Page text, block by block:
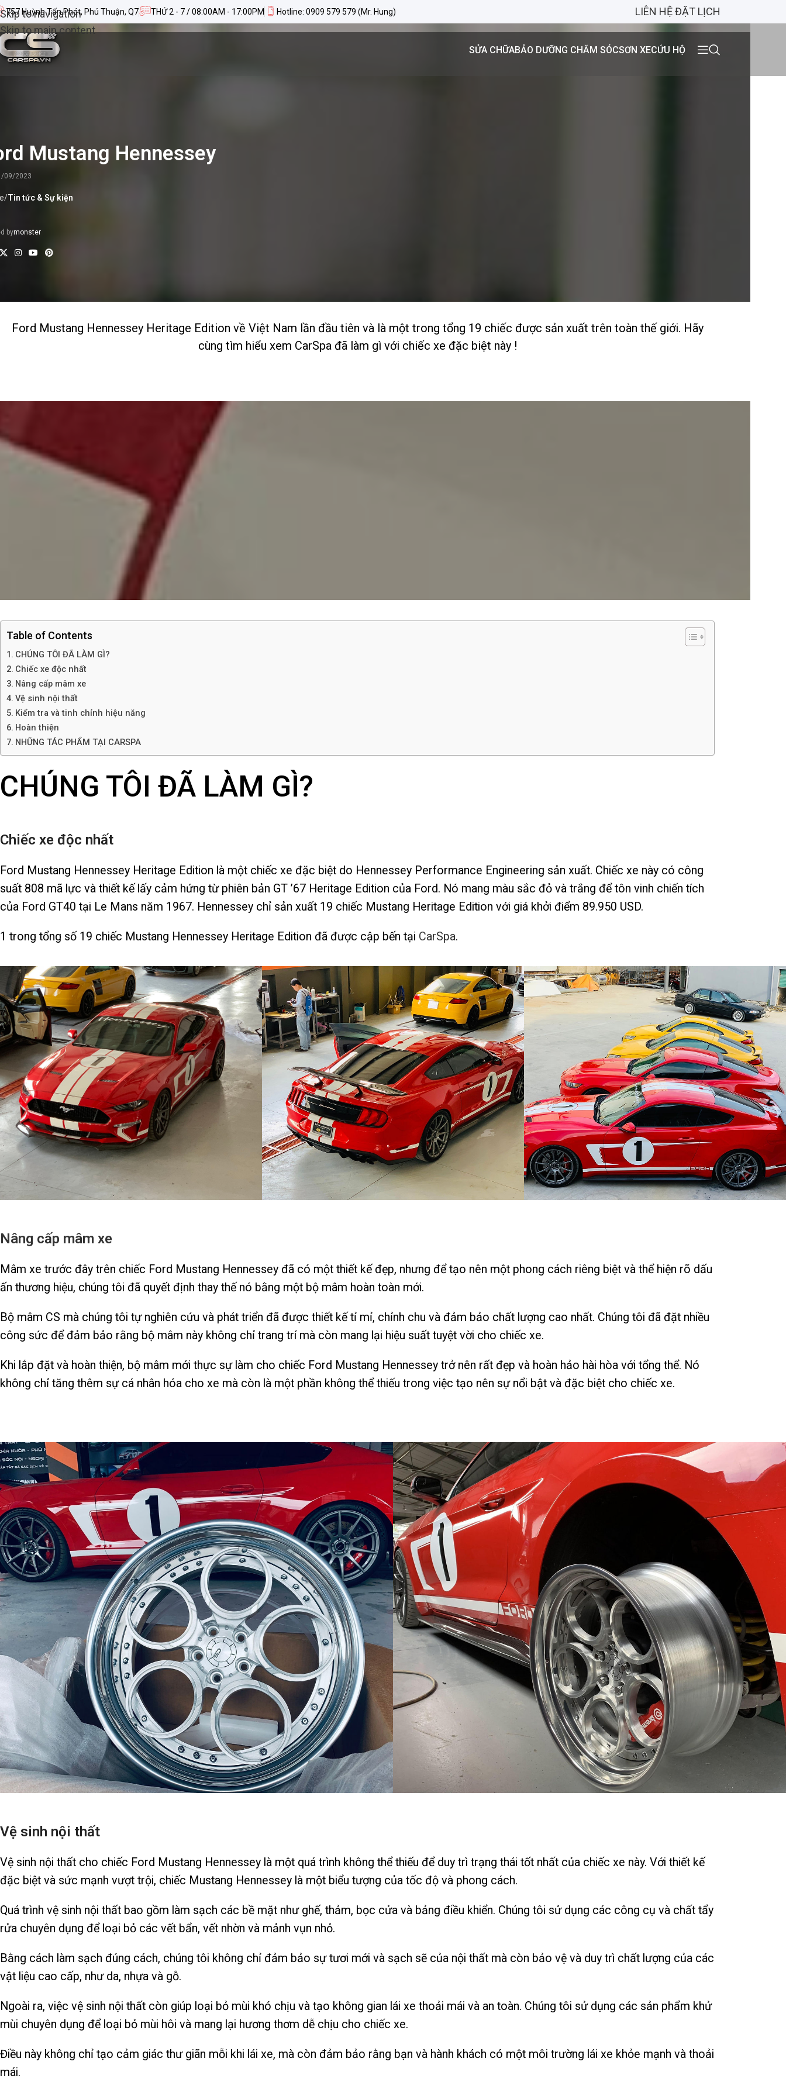
Skip to navigation
Skip to main content
757 Huỳnh Tấn Phát, Phú Thuận, Q7 THỨ 2 - 7 / 08:00AM - 17:00PM Hotline: 0909 579 579 (Mr. Hung) LIÊN HỆ ĐẶT LỊCH
SỬA CHỮABẢO DƯỠNG CHĂM SÓCSƠN XECỨU HỘ
Mustang Hennessey
09/2023
/Tin tức & Sự kiện
bymonster
Ford Mustang Hennessey Heritage Edition về Việt Nam lần đầu tiên và là một trong tổng 19 chiếc được sản xuất trên toàn thế giới. Hãy
cùng tìm hiểu xem CarSpa đã làm gì với chiếc xe đặc biệt này !
Table of Contents
CHÚNG TÔI ĐÃ LÀM GÌ?
Chiếc xe độc nhất
Nâng cấp mâm xe
Vệ sinh nội thất​
Kiểm tra và tinh chỉnh hiệu năng​​
Hoàn thiện​
NHỮNG TÁC PHẨM TẠI CARSPA
CHÚNG TÔI ĐÃ LÀM GÌ?
Chiếc xe độc nhất
Ford Mustang Hennessey Heritage Edition là một chiếc xe đặc biệt do Hennessey Performance Engineering sản xuất. Chiếc xe này có công
suất 808 mã lực và thiết kế lấy cảm hứng từ phiên bản GT ’67 Heritage Edition của Ford. Nó mang màu sắc đỏ và trắng để tôn vinh chiến tích
của Ford GT40 tại Le Mans năm 1967. Hennessey chỉ sản xuất 19 chiếc Mustang Heritage Edition với giá khởi điểm 89.950 USD.
1 trong tổng số 19 chiếc Mustang Hennessey Heritage Edition đã được cập bến tại CarSpa.
Nâng cấp mâm xe
Mâm xe trước đây trên chiếc Ford Mustang Hennessey đã có một thiết kế đẹp, nhưng để tạo nên một phong cách riêng biệt và thể hiện rõ dấu
ấn thương hiệu, chúng tôi đã quyết định thay thế nó bằng một bộ mâm hoàn toàn mới.
Bộ mâm CS mà chúng tôi tự nghiên cứu và phát triển đã được thiết kế tỉ mỉ, chỉnh chu và đảm bảo chất lượng cao nhất. Chúng tôi đã đặt nhiều
công sức để đảm bảo rằng bộ mâm này không chỉ trang trí mà còn mang lại hiệu suất tuyệt vời cho chiếc xe.
Khi lắp đặt và hoàn thiện, bộ mâm mới thực sự làm cho chiếc Ford Mustang Hennessey trở nên rất đẹp và hoàn hảo hài hòa với tổng thể. Nó
không chỉ tăng thêm sự cá nhân hóa cho xe mà còn là một phần không thể thiếu trong việc tạo nên sự nổi bật và đặc biệt cho chiếc xe.
Vệ sinh nội thất​
Vệ sinh nội thất cho chiếc Ford Mustang Hennessey là một quá trình không thể thiếu để duy trì trạng thái tốt nhất của chiếc xe này. Với thiết kế
đặc biệt và sức mạnh vượt trội, chiếc Mustang Hennessey là một biểu tượng của tốc độ và phong cách.
Quá trình vệ sinh nội thất bao gồm làm sạch các bề mặt như ghế, thảm, bọc cửa và bảng điều khiển. Chúng tôi sử dụng các công cụ và chất tẩy
rửa chuyên dụng để loại bỏ các vết bẩn, vết nhờn và mảnh vụn nhỏ.
Bằng cách làm sạch đúng cách, chúng tôi không chỉ đảm bảo sự tươi mới và sạch sẽ của nội thất mà còn bảo vệ và duy trì chất lượng của các
vật liệu cao cấp, như da, nhựa và gỗ.
Ngoài ra, việc vệ sinh nội thất còn giúp loại bỏ mùi khó chịu và tạo không gian lái xe thoải mái và an toàn. Chúng tôi sử dụng các sản phẩm khử
mùi chuyên dụng để loại bỏ mùi hôi và mang lại hương thơm dễ chịu cho chiếc xe.
Điều này không chỉ tạo cảm giác thư giãn mỗi khi lái xe, mà còn đảm bảo rằng bạn và hành khách có một môi trường lái xe khỏe mạnh và thoải
mái.